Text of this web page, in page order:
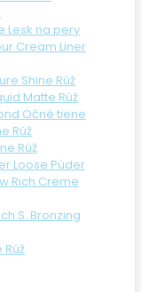
Lesk na pery
Cream Liner
Shine Rúž
Matte Rúž
Očné tiene
Rúž
Rúž
Loose Púder
Rich Creme
S. Bronzing